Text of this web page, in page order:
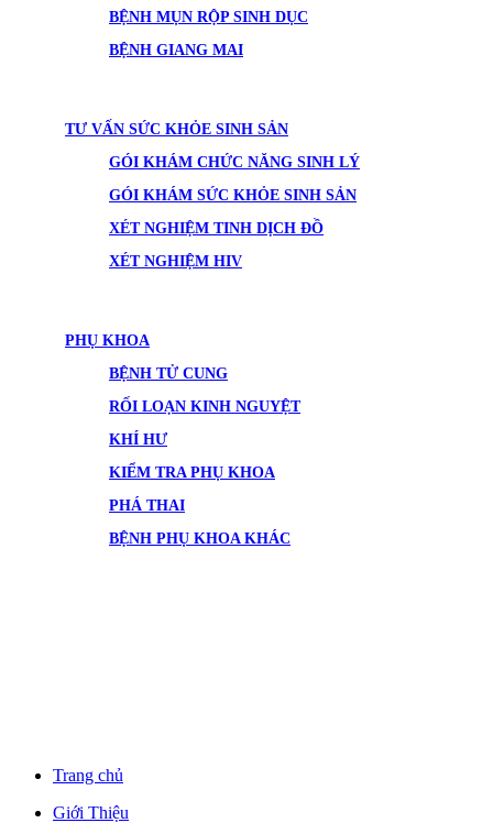
BỆNH MỤN RỘP SINH DỤC
BỆNH GIANG MAI
TƯ VẤN SỨC KHỎE SINH SẢN
GÓI KHÁM CHỨC NĂNG SINH LÝ
GÓI KHÁM SỨC KHỎE SINH SẢN
XÉT NGHIỆM TINH DỊCH ĐỒ
XÉT NGHIỆM HIV
PHỤ KHOA
BỆNH TỬ CUNG
RỐI LOẠN KINH NGUYỆT
KHÍ HƯ
KIỂM TRA PHỤ KHOA
PHÁ THAI
BỆNH PHỤ KHOA KHÁC
Trang chủ
Giới Thiệu